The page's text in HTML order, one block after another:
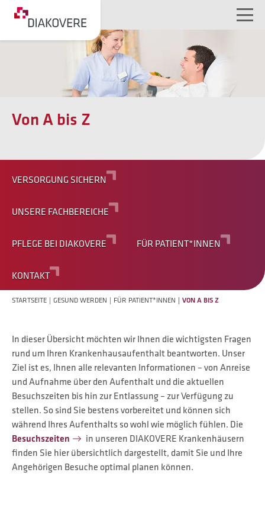
NAVIGATION ÜBERSPRINGEN
Von A bis Z
VERSORGUNG SICHERN
UNSERE FACHBEREICHE
PFLEGE BEI DIAKOVERE FÜR PATIENT*INNEN
KONTAKT
STARTSEITE GESUND WERDEN FÜR PATIENT*INNEN VON A BIS Z
In dieser Übersicht möchten wir Ihnen die wichtigsten Fragen
rund um Ihren Krankenhausaufenthalt beantworten. Unser
Ziel ist es, Ihnen alle relevanten Informationen – von Anreise
und Aufnahme über den Aufenthalt und die aktuellen
Besuchszeiten bis hin zur Entlassung – zur Verfügung zu
stellen. So sind Sie bestens vorbereitet und können sich
während Ihres Aufenthalts so wohl wie möglich fühlen. Die
Besuchszeiten
in unseren DIAKOVERE Krankenhäusern
finden Sie hier übersichtlich dargestellt, damit Sie und Ihre
Angehörigen Besuche optimal planen können.